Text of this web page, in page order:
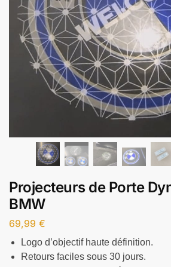
Projecteurs de Porte
BMW
69,99 €
Logo d’objectif haute définition.
Retours faciles sous 30 jours.